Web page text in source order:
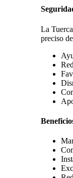
La
preciso